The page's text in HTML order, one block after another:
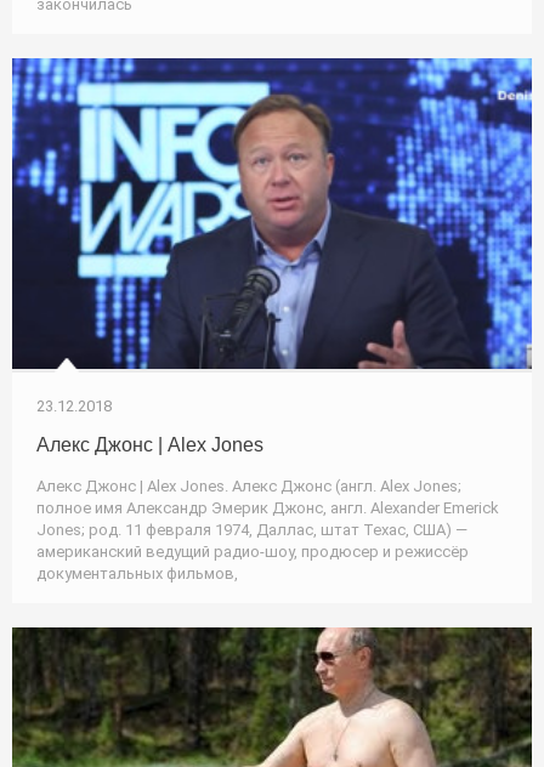
закончилась
23.12.2018
Алекс Джонс | Alex Jones
Алекс Джонс | Alex Jones. Алекс Джонс (англ. Alex Jones;
полное имя Александр Эмерик Джонс, англ. Alexander Emerick
Jones; род. 11 февраля 1974, Даллас, штат Техас, США) —
американский ведущий радио-шоу, продюсер и режиссёр
документальных фильмов,